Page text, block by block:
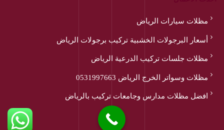
مظلات سيارات الرياض
أسعار البرجولات الخشبية تركيب برجولات الرياض
مظلات جلسات تركيب الدرعية الرياض
مظلات وسواتر الخرج الرياض 0531997663
افضل مظلات مدارس وجامعات تركيب بالرياض